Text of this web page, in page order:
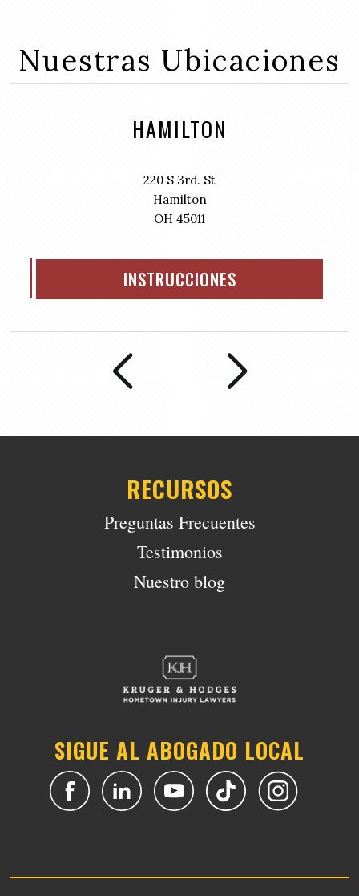
)
r
e
d
R
e
q
Nuestras Ubicaciones
HAMILTON
220 S 3rd. St
Hamilton
OH 45011
INSTRUCCIONES
RECURSOS
Preguntas Frecuentes
Testimonios
Nuestro blog
SIGUE AL ABOGADO LOCAL